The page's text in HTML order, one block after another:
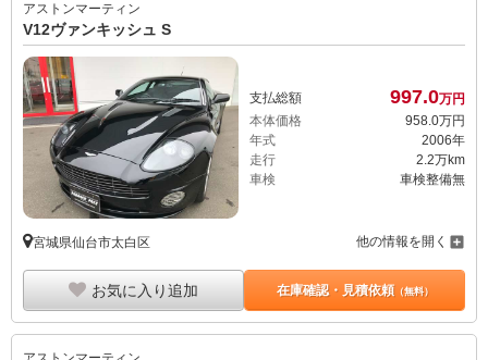
アストンマーティン
V12ヴァンキッシュ S
支払総額 997.0万円
本体価格
958. 0万円
年式
2006年
走行
2.2万km
車検
車検整備無
宮城県仙台市太白区 他の情報を開く
お気に入り追加 在庫確認・見積依頼（無料）